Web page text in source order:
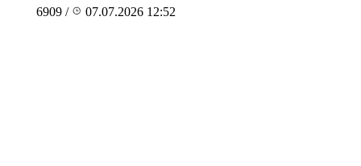
6909 / 07.07.2026 12:52